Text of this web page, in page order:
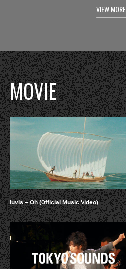
VIEW MORE
MOVIE
luvis – Oh (Official Music Video)